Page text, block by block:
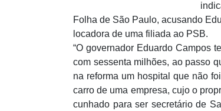
Folha de São Paulo, acusando
locadora de uma filiada ao PSB.
“O governador Eduardo Campos
com sessenta milhões, ao passo
na reforma um hospital que não
carro de uma empresa, cujo o
cunhado para ser secretário de